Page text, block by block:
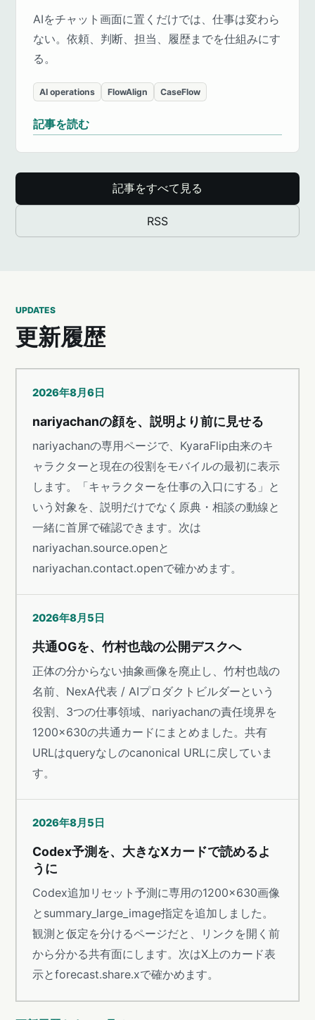
AIをチャット画面に置くだけでは、仕事は変わら
ない。依頼、判断、担当、履歴までを仕組みにす
る。
AI operations FlowAlign CaseFlow
記事を読む
記事をすべて見る
RSS
UPDATES
更新履歴
2026年8月6日
nariyachanの顔を、説明より前に見せる
nariyachanの専用ページで、KyaraFlip由来のキ
ャラクターと現在の役割をモバイルの最初に表示
します。「キャラクターを仕事の入口にする」と
いう対象を、説明だけでなく原典・相談の動線と
一緒に首屏で確認できます。次は
nariyachan.source.openと
nariyachan.contact.openで確かめます。
2026年8月5日
共通OGを、竹村也哉の公開デスクへ
正体の分からない抽象画像を廃止し、竹村也哉の
名前、NexA代表 / AIプロダクトビルダーという
役割、3つの仕事領域、nariyachanの責任境界を
1200×630の共通カードにまとめました。共有
URLはqueryなしのcanonical URLに戻していま
す。
2026年8月5日
Codex予測を、大きなXカードで読めるよ
うに
Codex追加リセット予測に専用の1200×630画像
とsummary_large_image指定を追加しました。
観測と仮定を分けるページだと、リンクを開く前
から分かる共有面にします。次はX上のカード表
示とforecast.share.xで確かめます。